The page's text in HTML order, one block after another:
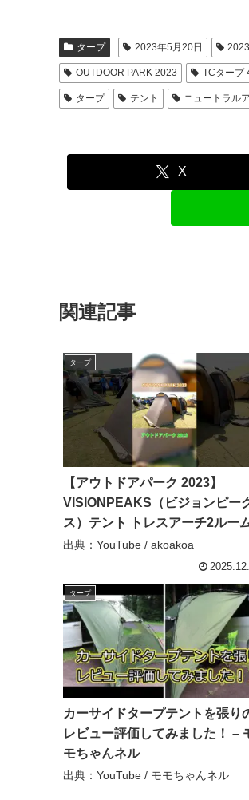
タープ 2023年5月20日
OUTDOOR PARK 2023 TCタープ
タープ テント ニュートラル
X
関連記事
タープ
【アウトドアパーク 2023】
VISIONPEAKS（ビジョンピー
ス）テント トレスアーチ2ルー
ント VP160101J01の紹介 #Short
出典：YouTube / akoakoa
タープ
カーサイドタープテントを張り
レビュー評価してみました！ –
モちゃんネル
出典：YouTube / モモちゃんネル